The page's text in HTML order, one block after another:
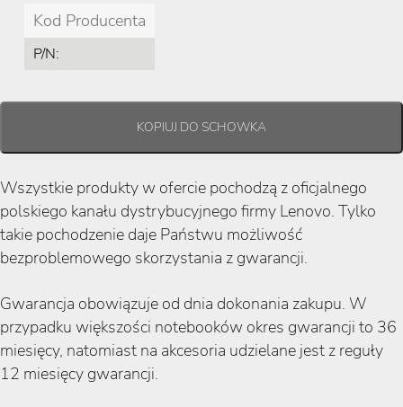
Kod Producenta
P/N:
Wszystkie produkty w ofercie pochodzą z oficjalnego
polskiego kanału dystrybucyjnego firmy Lenovo. Tylko
takie pochodzenie daje Państwu możliwość
bezproblemowego skorzystania z gwarancji.
Gwarancja obowiązuje od dnia dokonania zakupu. W
przypadku większości notebooków okres gwarancji to 36
miesięcy, natomiast na akcesoria udzielane jest z reguły
12 miesięcy gwarancji.